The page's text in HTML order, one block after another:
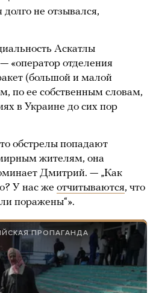
не отзывался,
Аскатлы
«оператор отделения
(большой и малой
по ее собственным словам,
в Украине до сих пор
обстрелы попадают
жителям, она
Дмитрий. — „Как
У нас же отчитываются, что
поражены“».
ПРОПАГАНДА